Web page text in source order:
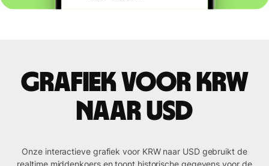
Grafiek voor KRW
naar USD
Onze interactieve grafiek voor KRW naar USD gebruikt de